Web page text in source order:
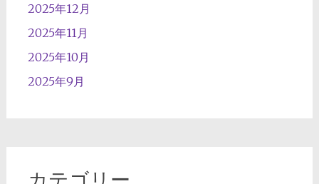
2025年12月
2025年11月
2025年10月
2025年9月